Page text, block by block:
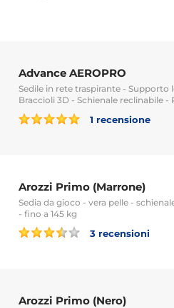
Advance AEROPRO
Sedile in rete traspirante -
Braccioli 3D - Schienale reclinabile -
1 recensione
Arozzi Primo (Marrone)
Sedia da gioco - vera pelle -
- fino a 145 kg
3 recensioni
Arozzi Primo (Nero)